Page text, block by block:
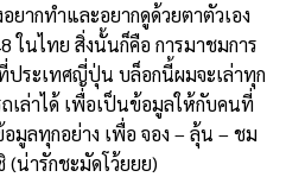
ากทำและอยากดูด้วยตาตัวเอง
ในไทย สิ่งนั้นก็คือ การมาชมการ
ประเทศญี่ปุ่น บล็อกนี้ผมจะเล่าทุก
เล่าได้ เพื่อเป็นข้อมูลให้กับคนที่
มูลทุกอย่าง เพื่อ จอง – ลุ้น – ชม
(น่ารักชะมัดโว้ยยย)